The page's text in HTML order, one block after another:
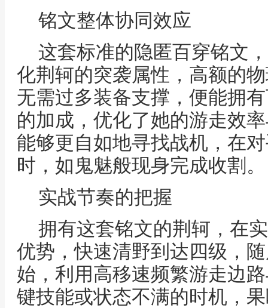
铭文整体协同效应
这套标准的隐匿百穿铭文
化荆轲的突袭属性，高额的
无需过多装备支撑，便能拥
的加成，优化了她的游走效
能够更自如地寻找战机，在
时，如鬼魅般现身完成收割。
实战节奏的把握
拥有这套铭文的荆轲，在
优势，快速清野到达四级，
始，利用高移速频繁游走边
键技能或状态不满的时机，